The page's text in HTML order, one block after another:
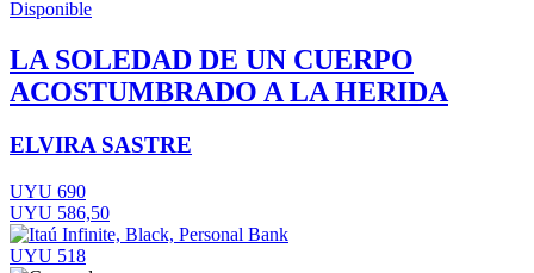
Disponible
LA SOLEDAD DE UN CUERPO
ACOSTUMBRADO A LA HERIDA
ELVIRA SASTRE
UYU 690
UYU 586,50
UYU 518